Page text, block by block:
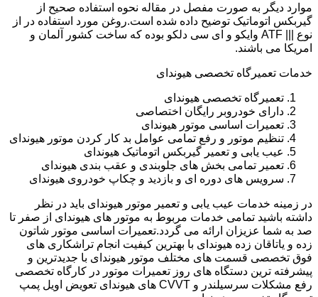
موارد دیگر به صورت مفصل در مقاله نحوه استفاده صحیح از
گیربکس اتوماتیک توضیح داده شده است.روغن مورد استفاده در از
نوع ||| ATF وایکو و ای سی دلکو بوده که ساخت کشور آلمان و
امریکا می باشند.
خدمات تعمیرگاه تخصصی هیوندای
تعمیرگاه تخصصی هیوندای
دارای خودروبر رایگان اختصاصی
تعمیرات اساسی موتور هیوندای
تنظیم موتور و رفع تمامی عوامل بد کار کردن موتور هیوندای
عیب یابی و تعمیر گیربکس اتوماتیک هیوندای
تعمیر تمامی بخش های جلوبندی و عقب بندی هیوندای
سرویس های دوره ای و بازدید و چکاپ خودروی هیوندای
در زمینه خدمات عیب یابی و تعمیر موتور هیوندای باید در نظر
داشته باشید تمامی خدمات مربوط به موتور های هیوندای از صفر تا
صد به شما عزیزان ارائه می گردد.تعمیرات اساسی موتور شاتون
زده و یاتاقان زده هیوندای با بهترین کیفیت انجام تراشکاری های
فوق تخصصی قسمت های مختلف موتور هیوندای با جدیدترین و
پیشرفته ترین دستگاه های روز تعمیرات موتور در کارگاه تخصصی
رفع مشکلات سرسیلندر و CVVT های هیوندای تعویض اویل پمپ